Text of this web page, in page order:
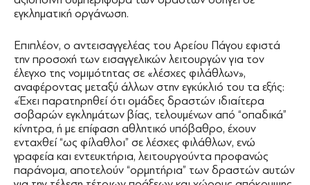
εγκληματική οργάνωση.
Επιπλέον, ο αντεισαγγελέας του Αρείου Πάγου εφιστά
την προσοχή των εισαγγελικών λειτουργών για τον
έλεγχο της νομιμότητας σε «λέσχες φιλάθλων»,
αναφέροντας μεταξύ άλλων στην εγκύκλιό του τα εξής:
«Έχει παρατηρηθεί ότι ομάδες δραστών ιδιαίτερα
σοβαρών εγκλημάτων βίας, τελουμένων από “οπαδικά”
κίνητρα, ή με επίφαση αθλητικό υπόβαθρο, έχουν
ενταχθεί “ως φίλαθλοι” σε λέσχες φιλάθλων, ενώ
γραφεία και εντευκτήρια, λειτουργούντα προφανώς
παράνομα, αποτελούν “ορμητήρια” των δραστών αυτών